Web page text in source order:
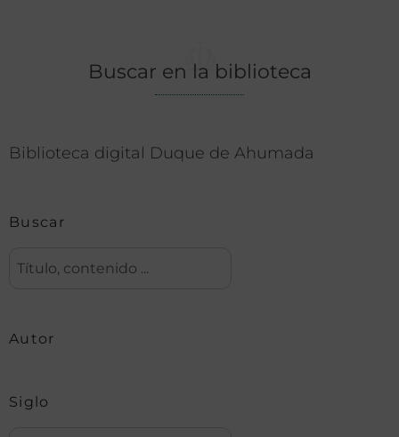
Buscar en la biblioteca
Biblioteca digital Duque de Ahumada
Buscar
Autor
Siglo